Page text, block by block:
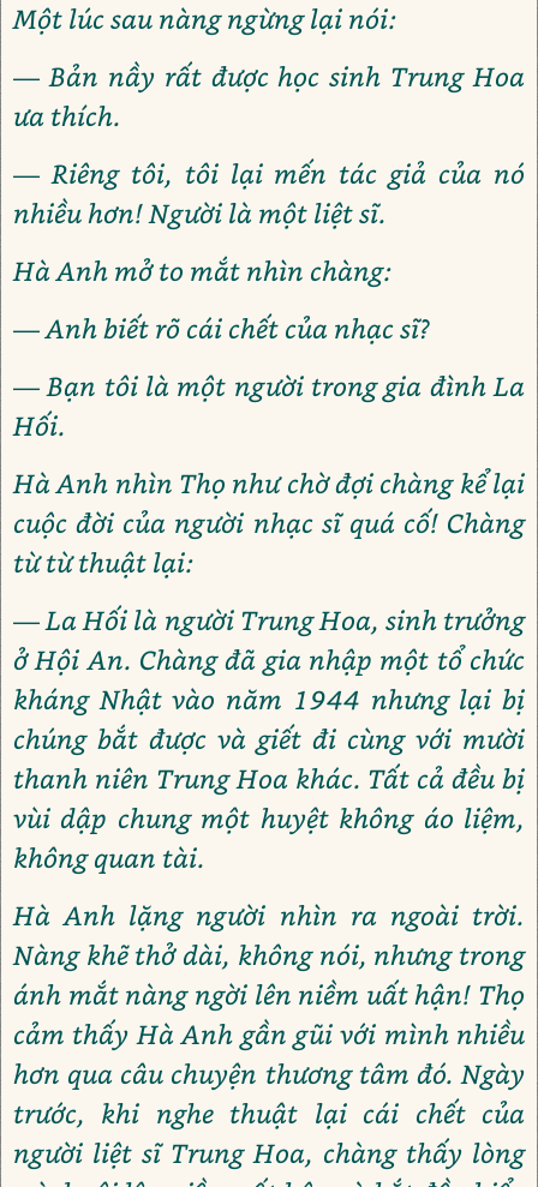
Một lúc sau nàng ngừng lại nói:
— Bản nầy rất được học sinh Trung Hoa
ưa thích.
— Riêng tôi, tôi lại mến tác giả của nó
nhiều hơn! Người là một liệt sĩ.
Hà Anh mở to mắt nhìn chàng:
— Anh biết rõ cái chết của nhạc sĩ?
— Bạn tôi là một người trong gia đình La
Hối.
Hà Anh nhìn Thọ như chờ đợi chàng kể lại
cuộc đời của người nhạc sĩ quá cố! Chàng
từ từ thuật lại:
— La Hối là người Trung Hoa, sinh trưởng
ở Hội An. Chàng đã gia nhập một tổ chức
kháng Nhật vào năm 1944 nhưng lại bị
chúng bắt được và giết đi cùng với mười
thanh niên Trung Hoa khác. Tất cả đều bị
vùi dập chung một huyệt không áo liệm,
không quan tài.
Hà Anh lặng người nhìn ra ngoài trời.
Nàng khẽ thở dài, không nói, nhưng trong
ánh mắt nàng ngời lên niềm uất hận! Thọ
cảm thấy Hà Anh gần gũi với mình nhiều
hơn qua câu chuyện thương tâm đó. Ngày
trước, khi nghe thuật lại cái chết của
người liệt sĩ Trung Hoa, chàng thấy lòng